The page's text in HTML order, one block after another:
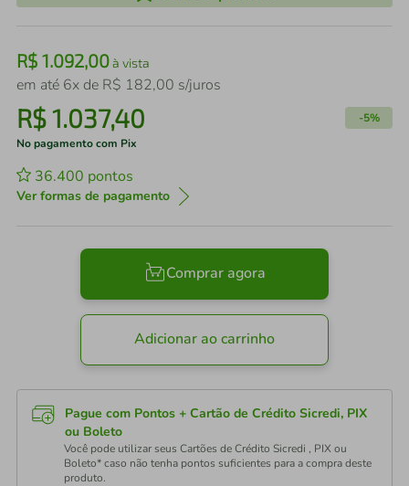
R$ 1.092,00à vista
em até 6x de R$ 182,00 s/juros
R$1.037,40 -5%
No pagamento com Pix
36.400 pontos
Ver formas de pagamento
Comprar agora
Adicionar ao carrinho
Pague com Pontos + Cartão de Crédito Sicredi, PIX
ou Boleto
Você pode utilizar seus Cartões de Crédito Sicredi , PIX ou
Boleto* caso não tenha pontos suficientes para a compra deste
produto.